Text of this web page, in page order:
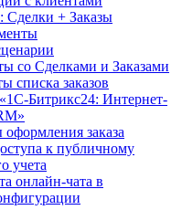
Сделки + Заказы
со Сделками и Заказами
списка заказов
Битрикс24: Интернет-
заказа
к публичному
учета
онлайн-чата в